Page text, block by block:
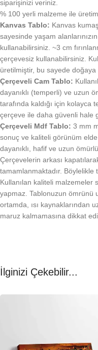
siparişinizi veriniz.
% 100 yerli malzeme ile üretim
Kanvas Tablo: Kanvas
sayesinde yaşam
kullanabilirsiniz. ~3 cm
çerçevesiz kullanabilirsiniz.
üretilmiştir, bu sayede
Çerçeveli Cam Tablo:
dayanıklı (temperli) ve uzun
tarafında kaldığı için kolayca
çerçeve ile daha güvenli hale
Çerçeveli Mdf Tablo: 3 mm
sonuç ve kaliteli görünüm
dayanıklı, hafif ve uzun
Çerçevelerin arkası
tamamlanmaktadır. Böylelikle
Kullanılan kaliteli malzemeler
yapmaz. Tablonuzun ömrünü
ortamda, ısı kaynaklarından
maruz kalmamasına dikkat
İlginizi Çekebilir...